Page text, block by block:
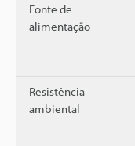
Fonte de
alimentação
Resistência
ambiental